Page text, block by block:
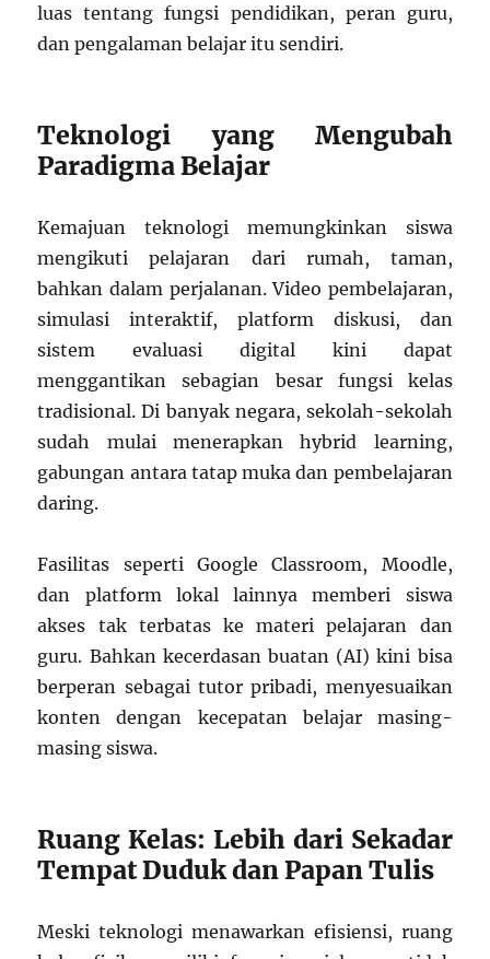
luas tentang fungsi pendidikan, peran guru,
dan pengalaman belajar itu sendiri.
Teknologi yang Mengubah
Paradigma Belajar
Kemajuan teknologi memungkinkan siswa
mengikuti pelajaran dari rumah, taman,
bahkan dalam perjalanan. Video pembelajaran,
simulasi interaktif, platform diskusi, dan
sistem evaluasi digital kini dapat
menggantikan sebagian besar fungsi kelas
tradisional. Di banyak negara, sekolah-sekolah
sudah mulai menerapkan hybrid learning,
gabungan antara tatap muka dan pembelajaran
daring.
Fasilitas seperti Google Classroom, Moodle,
dan platform lokal lainnya memberi siswa
akses tak terbatas ke materi pelajaran dan
guru. Bahkan kecerdasan buatan (AI) kini bisa
berperan sebagai tutor pribadi, menyesuaikan
konten dengan kecepatan belajar masing-
masing siswa.
Ruang Kelas: Lebih dari Sekadar
Tempat Duduk dan Papan Tulis
Meski teknologi menawarkan efisiensi, ruang